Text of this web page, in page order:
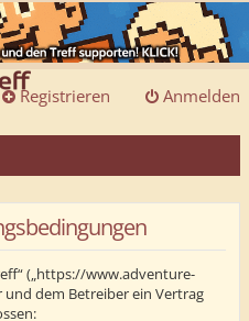
Anmelden
Registrieren
(„https://www.adventure-
dem Betreiber ein Vertrag